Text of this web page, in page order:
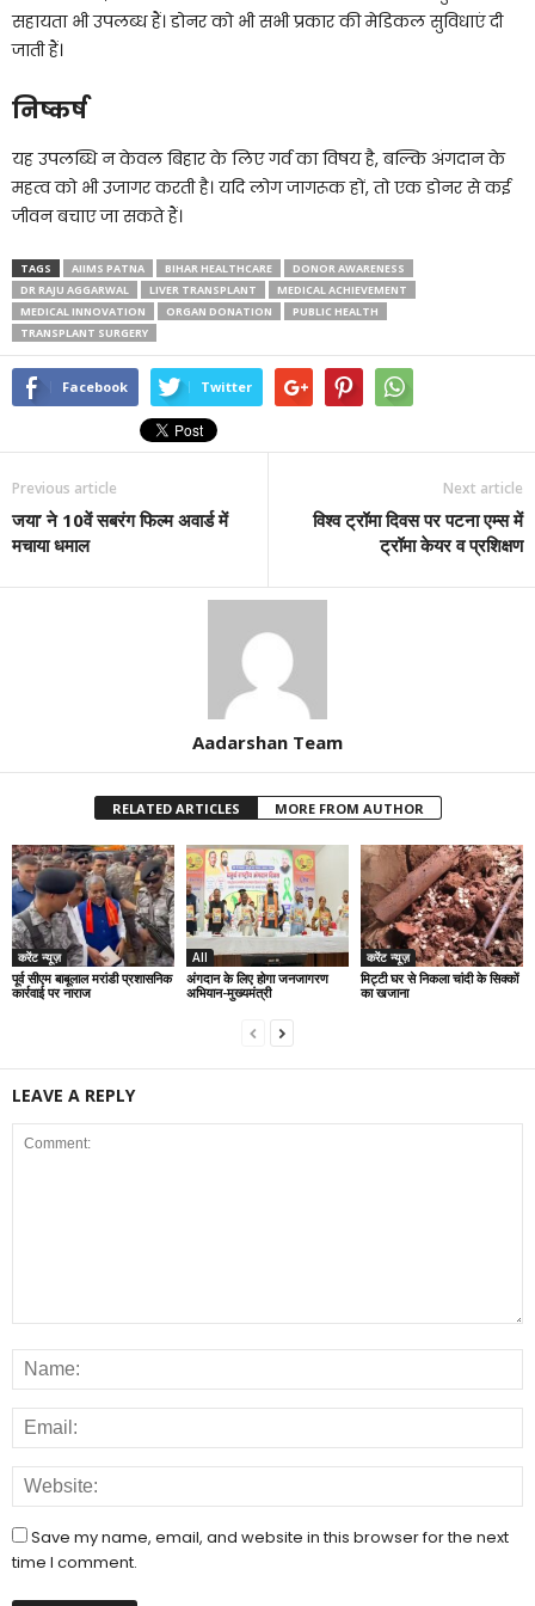
सहायता भी उपलब्ध हैं। डोनर को भी सभी प्रकार की मेडिकल सुविधाएं दी
जाती हैं।
निष्कर्ष
यह उपलब्धि न केवल बिहार के लिए गर्व का विषय है, बल्कि अंगदान के
महत्व को भी उजागर करती है। यदि लोग जागरूक हों, तो एक डोनर से कई
जीवन बचाए जा सकते हैं।
TAGS AIIMS PATNA BIHAR HEALTHCARE
DONOR AWARENESS
DR RAJU AGGARWAL
LIVER TRANSPLANT
MEDICAL ACHIEVEMENT
MEDICAL INNOVATION
ORGAN DONATION
PUBLIC HEALTH
TRANSPLANT SURGERY
Facebook Twitter
Previous article
जया’ ने 10वें सबरंग फिल्म अवार्ड में
मचाया धमाल
Next article
विश्व ट्रॉमा दिवस पर पटना एम्स में
ट्रॉमा केयर व प्रशिक्षण
Aadarshan Team
RELATED ARTICLES MORE FROM AUTHOR
करेंट न्यूज़
पूर्व सीएम बाबूलाल मरांडी प्रशासनिक
कार्रवाई पर नाराज
All
अंगदान के लिए होगा जनजागरण
अभियान-मुख्यमंत्री
करेंट न्यूज़
मिट्टी घर से निकला चांदी के सिक्कों
का खजाना
LEAVE A REPLY
Save my name, email, and website in this browser for the next
time I comment.